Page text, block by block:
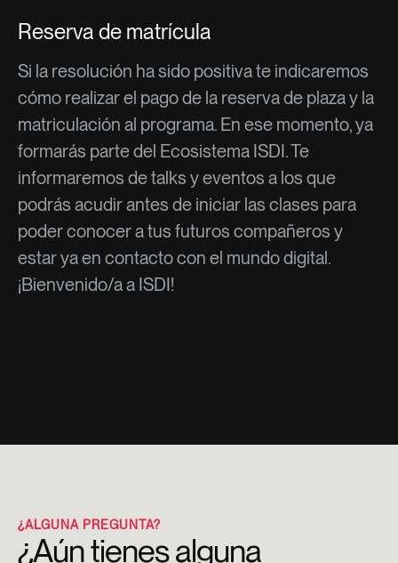
Reserva de matrícula
Si la resolución ha sido positiva te indicaremos
cómo realizar el pago de la reserva de plaza y la
matriculación al programa. En ese momento, ya
formarás parte del Ecosistema ISDI. Te
informaremos de talks y eventos a los que
podrás acudir antes de iniciar las clases para
poder conocer a tus futuros compañeros y
estar ya en contacto con el mundo digital.
¡Bienvenido/a a ISDI!
¿ALGUNA PREGUNTA?
¿Aún tienes alguna